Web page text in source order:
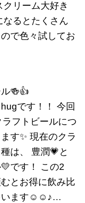
クリーム大好き
なるとたくさん
で色々試してお
🍻👍
です！！ 今回
フトビールにつ
す✨ 現在のクラ
は、 豊潤💗と
です！ この2
とお得に飲み比
います☺☺♪…